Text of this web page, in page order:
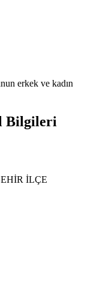
erkek ve kadın
Bilgileri
İLÇE